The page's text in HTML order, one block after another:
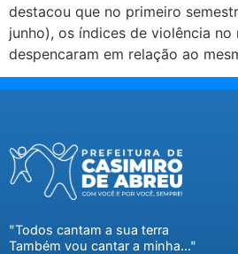
destacou que no primeiro
junho), os índices de violência no
despencaram em relação ao
"Todos cantam a sua terra
Também vou cantar a minha..."